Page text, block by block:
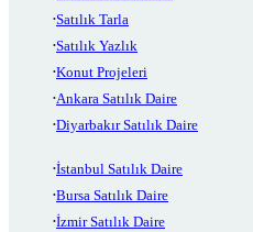
Satılık Tarla
Satılık Yazlık
Konut Projeleri
Ankara Satılık Daire
Diyarbakır Satılık Daire
İstanbul Satılık Daire
Bursa Satılık Daire
İzmir Satılık Daire